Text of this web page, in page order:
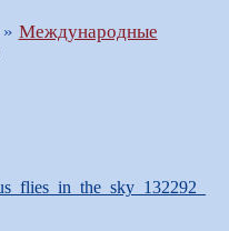
Международные